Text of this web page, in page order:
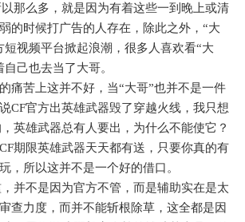
那么多，就是因为有着这些一到晚上或清
的时候打广告的人存在，除此之外，“大
短视频平台掀起浪潮，很多人喜欢看“大
己也去当了大哥。
痛苦上这并不好，当“大哥”也并不是一件
CF官方出英雄武器毁了穿越火线，我只想
英雄武器总有人要出，为什么不能使它？
期限英雄武器天天都有送，只要你真的有
，所以这并不是一个好的借口。
并不是因为官方不管，而是辅助实在是太
查力度，而并不能斩根除草，这全都是因